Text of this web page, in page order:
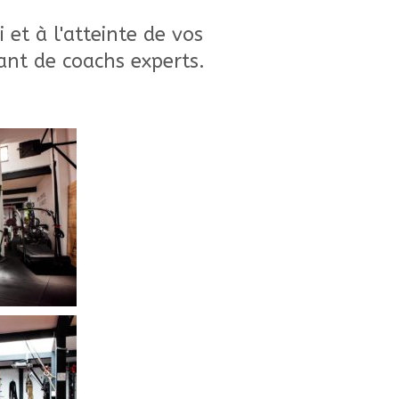
et à l'atteinte de vos
de coachs experts.